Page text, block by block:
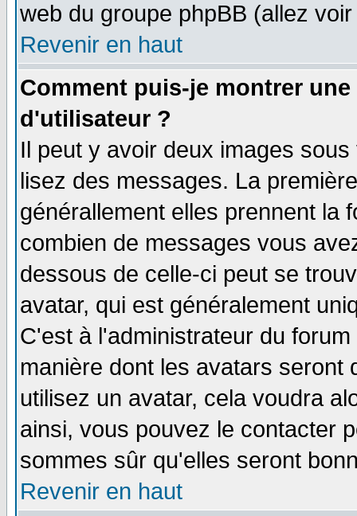
web du groupe phpBB (allez
Revenir en haut
Comment puis-je montrer
d'utilisateur ?
Il peut y avoir deux images
lisez des messages. La
générallement elles prennent la
combien de messages vous
dessous de celle-ci peut se
avatar, qui est généralement
C'est à l'administrateur du
manière dont les avatars seront
utilisez un avatar, cela voudra
ainsi, vous pouvez le contacter
sommes sûr qu'elles seront
Revenir en haut